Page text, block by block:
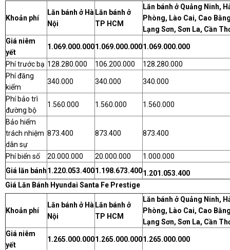
Khoản phí
Lăn bánh ở Hà
Nội
Lăn bánh ở
TP HCM
Lăn bánh ở Quảng Ninh,
Phòng, Lào Cai, Cao
Lạng Sơn, Sơn La, Cần
Giá niêm
yết
1.069.000.0001.069.000.0001.069.000.000
Phí trước bạ 128.280.000 106.200.000
128.280.000
Phí đăng
kiểm
340.000 340.000 340.000
Phí bảo trì
đường bộ
1.560.000 1.560.000 1.560.000
Bảo hiểm
trách nhiệm
dân sự
873.400 873.400 873.400
Phí biển số 20.000.000 20.000.000
1.000.000
Giá lăn bánh1.220.053.4001.198.673.4001.201.053.400
Giá Lăn Bánh Hyundai Santa Fe Prestige
Khoản phí
Lăn bánh ở Hà
Nội
Lăn bánh ở
TP HCM
Lăn bánh ở Quảng Ninh,
Phòng, Lào Cai, Cao
Lạng Sơn, Sơn La, Cần
Giá niêm
yết
1.265.000.0001.265.000.0001.265.000.000